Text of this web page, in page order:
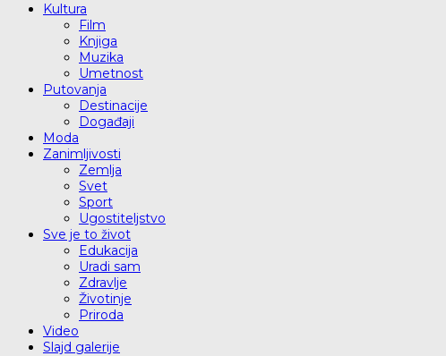
Kultura
Film
Knjiga
Muzika
Umetnost
Putovanja
Destinacije
Događaji
Moda
Zanimljivosti
Zemlja
Svet
Sport
Ugostiteljstvo
Sve je to život
Edukacija
Uradi sam
Zdravlje
Životinje
Priroda
Video
Slajd galerije